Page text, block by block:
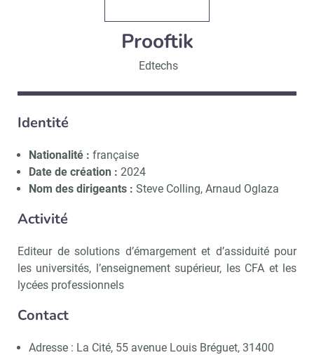
Prooftik
Edtechs
Identité
Nationalité : française
Date de création : 2024
Nom des dirigeants : Steve Colling, Arnaud Oglaza
Activité
Editeur de solutions d’émargement et d’assiduité pour
les universités, l’enseignement supérieur, les CFA et les
lycées professionnels
Contact
Adresse : La Cité, 55 avenue Louis Bréguet, 31400